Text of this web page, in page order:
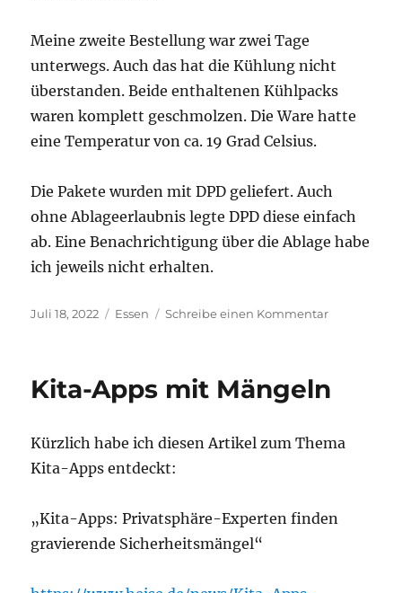
Meine zweite Bestellung war zwei Tage
unterwegs. Auch das hat die Kühlung nicht
überstanden. Beide enthaltenen Kühlpacks
waren komplett geschmolzen. Die Ware hatte
eine Temperatur von ca. 19 Grad Celsius.
Die Pakete wurden mit DPD geliefert. Auch
ohne Ablageerlaubnis legte DPD diese einfach
ab. Eine Benachrichtigung über die Ablage habe
ich jeweils nicht erhalten.
Veröffentlicht
Juli 18, 2022 Kategorien
Essen Schreibe einen Kommentarzu
nicht
bestellen
Kita-Apps mit Mängeln
Kürzlich habe ich diesen Artikel zum Thema
Kita-Apps entdeckt:
„Kita-Apps: Privatsphäre-Experten finden
gravierende Sicherheitsmängel“